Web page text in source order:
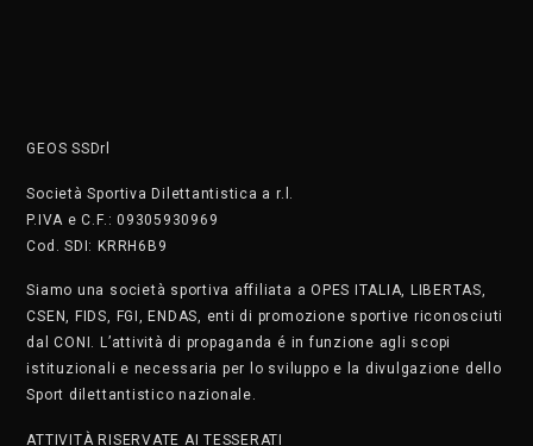
messaggi
Cookie Policy
Privacy Policy
SAFEGUARDING
• Lunedì e martedì dalle 8.30 alle 22.30
• Mercoledì e giovedì dalle 8.30 alle 21.30
• Venerdì dalle 8.30 alle 19
• Sabato dalle 9 alle 17